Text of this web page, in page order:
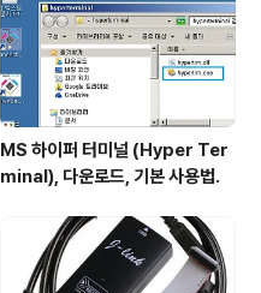
MS 하이퍼 터미널 (Hyper Ter
minal), 다운로드, 기본 사용법.